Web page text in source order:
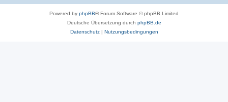
Powered by phpBB® Forum Software © phpBB Limited
Deutsche Übersetzung durch phpBB.de
Datenschutz| Nutzungsbedingungen